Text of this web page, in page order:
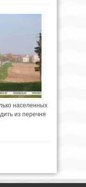
населенных
из перечня